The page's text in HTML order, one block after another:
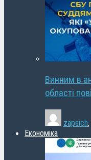
Винним в
області
zapsich,
Економіка